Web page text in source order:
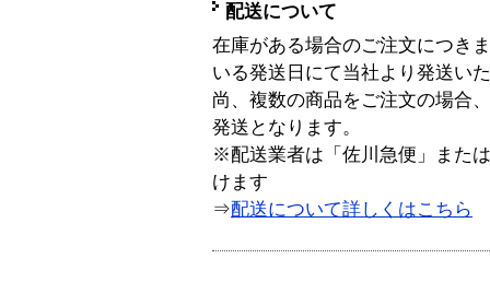
配送について
在庫がある場合のご注文につき
いる発送日にて当社より発送い
尚、複数の商品をご注文の場合
発送となります。
※配送業者は「佐川急便」また
けます
⇒配送について詳しくはこちら